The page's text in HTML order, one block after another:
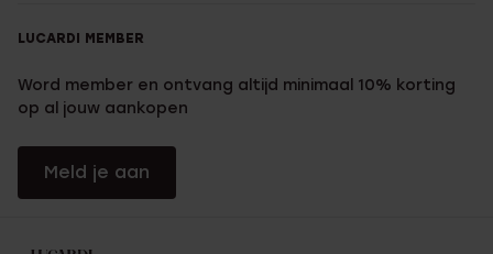
LUCARDI MEMBER
Word member en ontvang altijd minimaal 10% korting
op al jouw aankopen
Meld je aan